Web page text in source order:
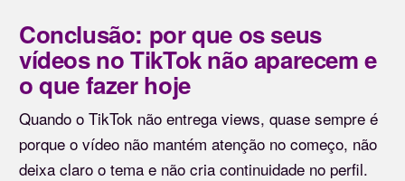
Conclusão: por que os seus
vídeos no TikTok não aparecem e
o que fazer hoje
Quando o TikTok não entrega views, quase sempre é
porque o vídeo não mantém atenção no começo, não
deixa claro o tema e não cria continuidade no perfil.